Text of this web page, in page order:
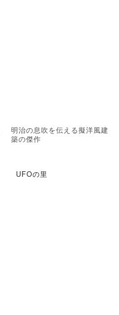
明治の息吹を伝える擬洋風建
築の傑作
UFOの里